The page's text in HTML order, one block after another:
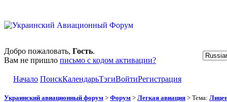
Добро пожаловать, Гость.
Вам не пришло письмо с кодом активации?
Начало ПоискКалендарьТэгиВойтиРегистрация
Украинский авиационный форум > Форум > Легкая авиация > Тема: